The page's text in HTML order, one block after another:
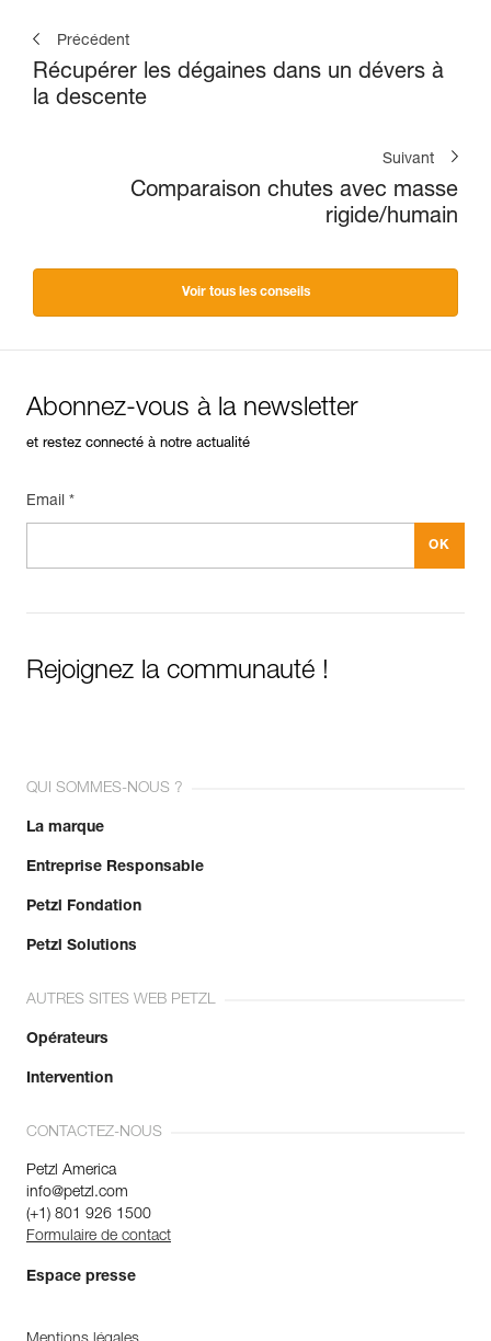
Précédent
Récupérer les dégaines dans un dévers à
la descente
Suivant
Comparaison chutes avec masse
rigide/humain
Voir tous les conseils
Abonnez-vous à la newsletter
et restez connecté à notre actualité
Email *
Rejoignez la communauté !
QUI SOMMES-NOUS ?
La marque
Entreprise Responsable
Petzl Fondation
Petzl Solutions
AUTRES SITES WEB PETZL
Opérateurs
Intervention
CONTACTEZ-NOUS
Petzl America
info@petzl.com
(+1) 801 926 1500
Formulaire de contact
Espace presse